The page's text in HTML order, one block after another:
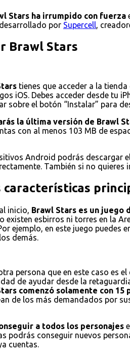
Stars ha irrumpido con fuerza
por Supercell,
Brawl Stars
tienes que acceder a la
iOS. Debes acceder desde tu
sobre el botón “Instalar” para
la última versión de Brawl
con al menos 103 MB de
Android podrás descargar
También si no quieres
características
inicio, Brawl Stars es un juego
existen esbirros ni torres en la
ejemplo, en este juego
demás.
persona que en este caso es
de ayudar desde la
comenzó solamente con 15
de los más demandados por
a todos los personajes
podrás conseguir nuevos
cuentas.